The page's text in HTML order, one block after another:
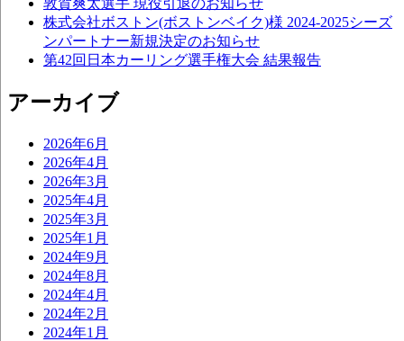
株式会社ボストン(ボストンベイク)様 2024-2025シーズ
ンパートナー新規決定のお知らせ
第42回日本カーリング選手権大会 結果報告
アーカイブ
2026年6月
2026年4月
2026年3月
2025年4月
2025年3月
2025年1月
2024年9月
2024年8月
2024年4月
2024年2月
2024年1月